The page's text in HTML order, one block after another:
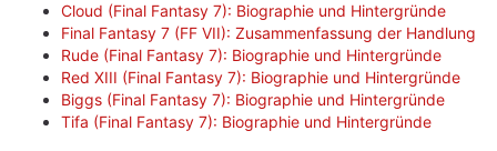
Cloud (Final Fantasy 7): Biographie und Hintergründe
Final Fantasy 7 (FF VII): Zusammenfassung der Handlung
Rude (Final Fantasy 7): Biographie und Hintergründe
Red XIII (Final Fantasy 7): Biographie und Hintergründe
Biggs (Final Fantasy 7): Biographie und Hintergründe
Tifa (Final Fantasy 7): Biographie und Hintergründe